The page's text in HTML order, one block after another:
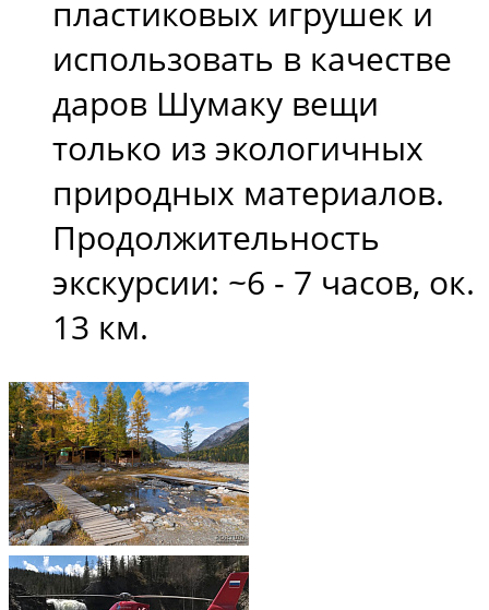
пластиковых игрушек и
использовать в качестве
даров Шумаку вещи
только из экологичных
природных материалов.
Продолжительность
экскурсии: ~6 - 7 часов, ок.
13 км.